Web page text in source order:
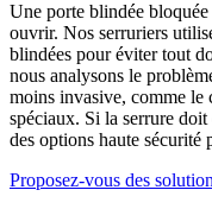
Une porte blindée
ouvrir. Nos serruriers
blindées pour éviter tout
nous analysons le
moins invasive, comme le
spéciaux. Si la serrure
des options haute sécurité
Proposez-vous des